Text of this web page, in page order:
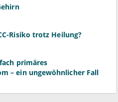
Risiko trotz Heilung?
primäres
– ein ungewöhnlicher Fall